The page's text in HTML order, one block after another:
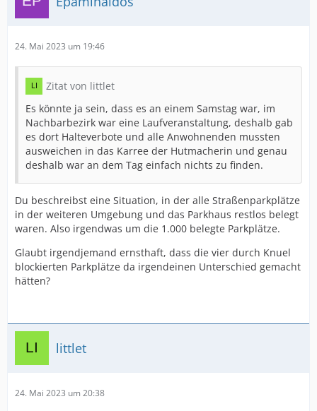
24. Mai 2023 um 19:46
Zitat von littlet
Es könnte ja sein, dass es an einem Samstag war, im
Nachbarbezirk war eine Laufveranstaltung, deshalb gab
es dort Halteverbote und alle Anwohnenden mussten
ausweichen in das Karree der Hutmacherin und genau
deshalb war an dem Tag einfach nichts zu finden.
Du beschreibst eine Situation, in der alle Straßenparkplätze
in der weiteren Umgebung und das Parkhaus restlos belegt
waren. Also irgendwas um die 1.000 belegte Parkplätze.
Glaubt irgendjemand ernsthaft, dass die vier durch Knuel
blockierten Parkplätze da irgendeinen Unterschied gemacht
hätten?
littlet
24. Mai 2023 um 20:38